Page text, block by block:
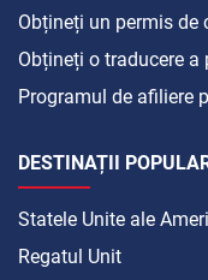
Obțineți un permis
Obțineți o traducere
Programul de afiliere
DESTINAȚII
Statele Unite ale
Regatul Unit